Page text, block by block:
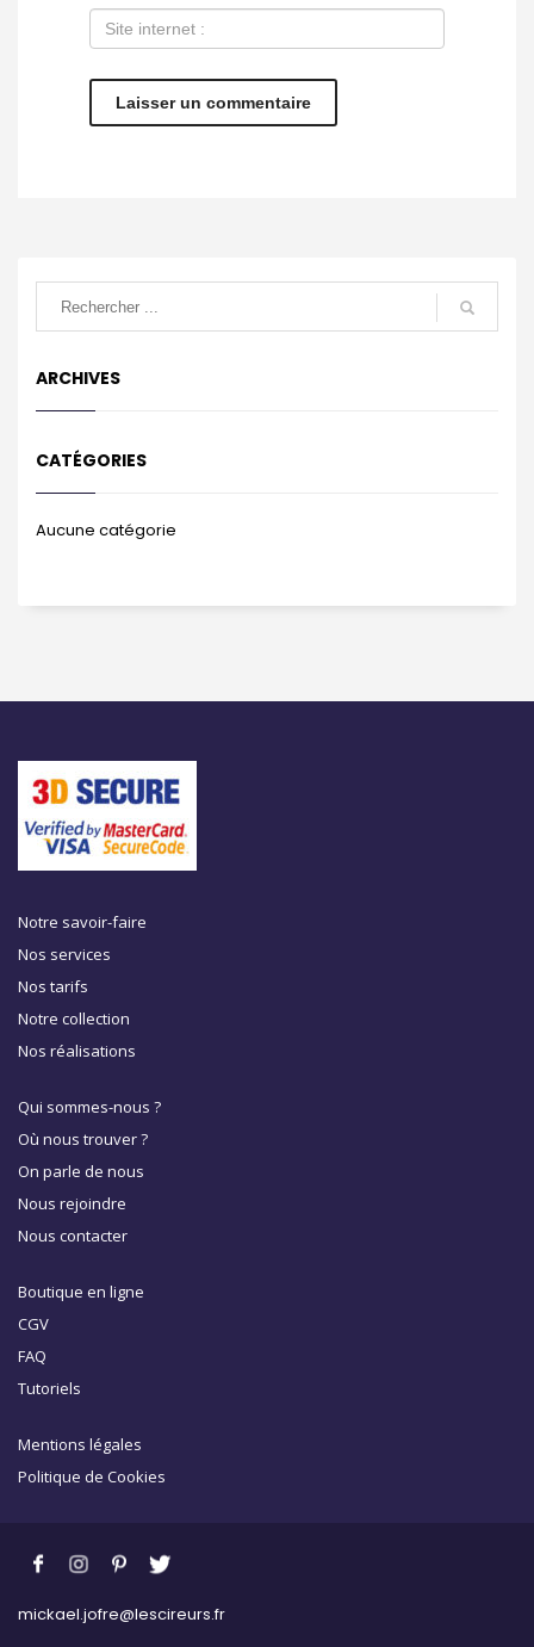
ARCHIVES
CATÉGORIES
Aucune catégorie
Notre savoir-faire
Nos services
Nos tarifs
Notre collection
Nos réalisations
Qui sommes-nous ?
Où nous trouver ?
On parle de nous
Nous rejoindre
Nous contacter
Boutique en ligne
CGV
FAQ
Tutoriels
Mentions légales
Politique de Cookies
mickael.jofre@lescireurs.fr